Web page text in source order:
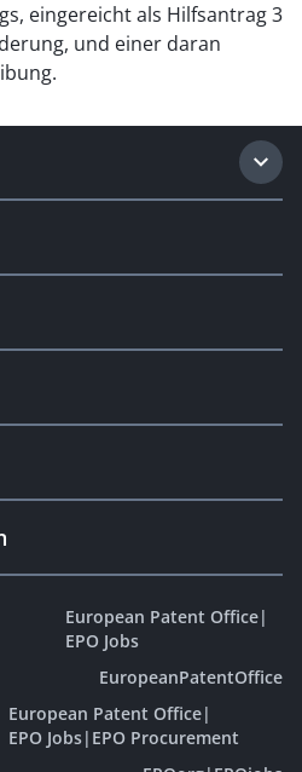
eingereicht als Hilfsantrag 3
und einer daran
European Patent Office|
EPO Jobs
EuropeanPatentOffice
European Patent Office|
EPO Jobs| EPO Procurement